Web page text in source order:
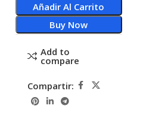
Añadir Al Carrito
Buy Now
Add to
compare
Compartir: